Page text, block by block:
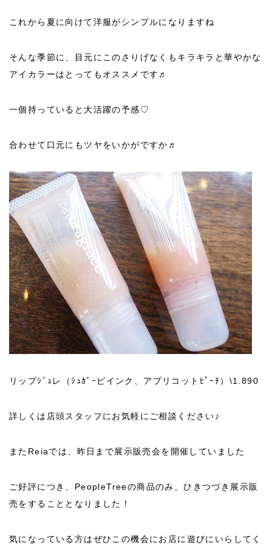
これから夏に向けて洋服がシンプルになりますね
そんな季節に、目元にこのさりげなくもキラキラと華やかな
アイカラーはとってもオススメです♬
一個持っていると大活躍の予感♡
合わせて口元にもツヤをいかがですか♬
リップｼﾞｭレ（ｼｭｶﾞｰピインク、アプリコットﾋﾟｰﾁ）\1.890
詳しくは店頭スタッフにお気軽にご相談ください♪
またReiaでは、昨日まで展示販売会を開催していました
ご好評につき、PeopleTreeの商品のみ、ひきつづき展示販
売をすることとなりました！
気になっている方はぜひこの機会にお店に遊びにいらしてく